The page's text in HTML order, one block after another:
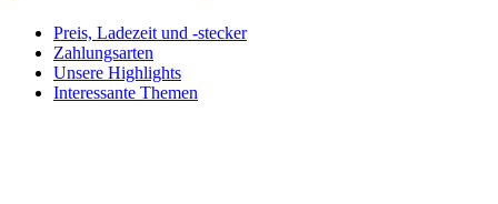
Preis, Ladezeit und -stecker
Zahlungsarten
Unsere Highlights
Interessante Themen